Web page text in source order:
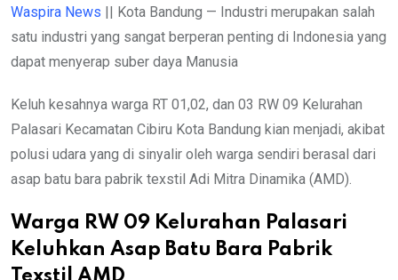
Waspira News || Kota Bandung — Industri merupakan salah
satu industri yang sangat berperan penting di Indonesia yang
dapat menyerap suber daya Manusia
Keluh kesahnya warga RT 01,02, dan 03 RW 09 Kelurahan
Palasari Kecamatan Cibiru Kota Bandung kian menjadi, akibat
polusi udara yang di sinyalir oleh warga sendiri berasal dari
asap batu bara pabrik texstil Adi Mitra Dinamika (AMD).
Warga RW 09 Kelurahan Palasari
Keluhkan Asap Batu Bara Pabrik
Texstil AMD